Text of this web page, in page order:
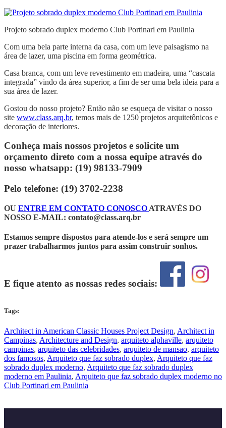
Projeto sobrado duplex moderno Club Portinari em Paulinia
Com uma bela parte interna da casa, com um leve paisagismo na
área de lazer, uma piscina em forma geométrica.
Casa branca, com um leve revestimento em madeira, uma “cascata
integrada” vindo da área superior, a fim de ser uma bela ideia para a
sua área de lazer.
Gostou do nosso projeto? Então não se esqueça de visitar o nosso
site www.class.arq.br, temos mais de 1250 projetos arquitetônicos e
decoração de interiores.
Conheça mais nossos projetos e solicite um
orçamento direto com a nossa equipe através do
nosso whatsapp: (19) 98133-7909
Pelo telefone: (19) 3702-2238
OU ENTRE EM CONTATO CONOSCO ATRAVÉS DO
NOSSO E-MAIL: contato@class.arq.br
Estamos sempre dispostos para atende-los e será sempre um
prazer trabalharmos juntos para assim construir sonhos.
E fique atento as nossas redes sociais:
Tags:
Architect in American Classic Houses Project Design, Architect in
Campinas, Architecture and Design, arquiteto alphaville, arquiteto
campinas, arquiteto das celebridades, arquiteto de mansao, arquiteto
dos famosos, Arquiteto que faz sobrado duplex, Arquiteto que faz
sobrado duplex moderno, Arquiteto que faz sobrado duplex
moderno em Paulinia, Arquiteto que faz sobrado duplex moderno no
Club Portinari em Paulinia